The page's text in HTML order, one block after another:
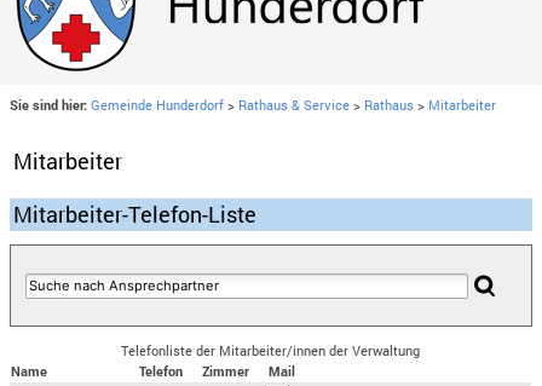
Sie sind hier: Gemeinde Hunderdorf > Rathaus & Service > Rathaus > Mitarbeiter
Mitarbeiter
Mitarbeiter-Telefon-Liste
Telefonliste der Mitarbeiter/innen der Verwaltung
Name
Telefon Zimmer
Mail